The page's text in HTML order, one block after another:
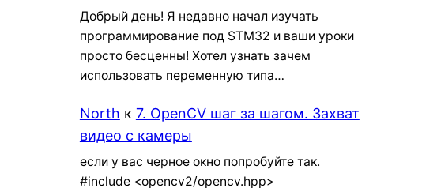
Добрый день! Я недавно начал изучать
программирование под STM32 и ваши уроки
просто бесценны! Хотел узнать зачем
использовать переменную типа…
North к 7. OpenCV шаг за шагом. Захват
видео с камеры
если у вас черное окно попробуйте так.
#include <opencv2/opencv.hpp>